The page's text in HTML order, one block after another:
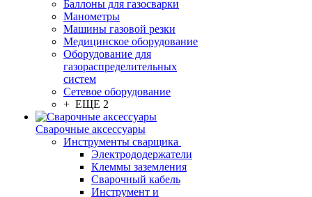
Баллоны для газосварки
Манометры
Машины газовой резки
Медицинское оборудование
Оборудование для
газораспределительных
систем
Сетевое оборудование
+ ЕЩЕ 2
Сварочные аксессуары
Инструменты сварщика
Электрододержатели
Клеммы заземления
Сварочный кабель
Инструмент и